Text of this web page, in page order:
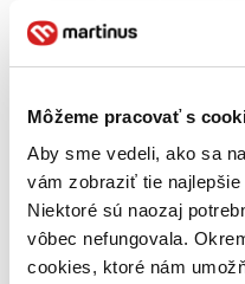
Môžeme pracovať s
Aby sme vedeli, ako sa
vám zobraziť tie
Niektoré sú naozaj
vôbec nefungovala.
cookies, ktoré nám
Dánsko (6 titulov)
Belgicko (4 tituly)
Južná Kórea (4 tituly)
Singapur (3 tituly)
Španielsko (3 tituly)
Nemecko (2 tituly)
Maďarsko (1 titul)
Ďalšie možnosti